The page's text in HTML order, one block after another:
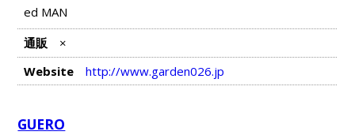
ed MAN
通販
×
Website
http://www.garden026.jp
GUERO